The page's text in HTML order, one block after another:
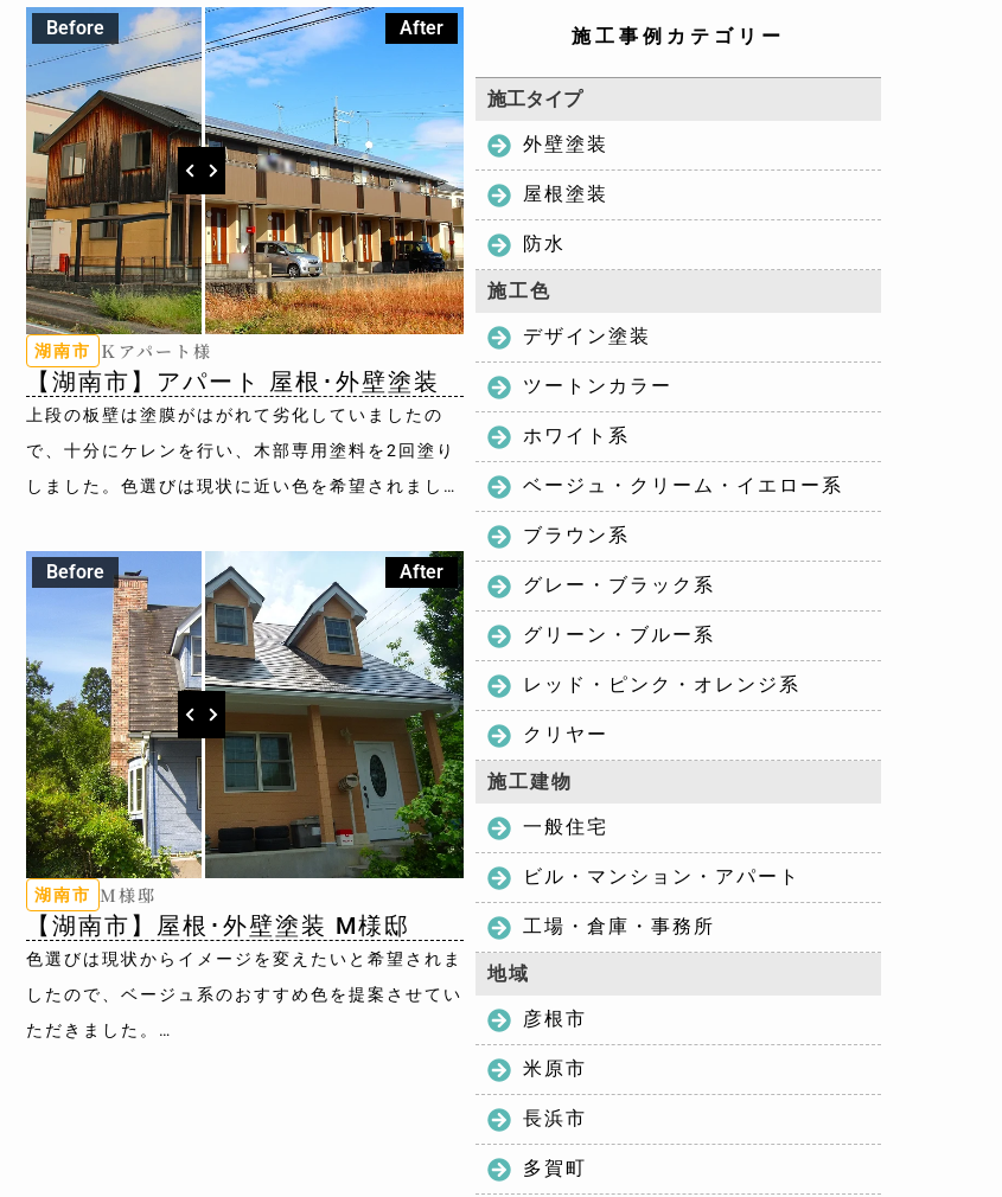
Before After
湖南市 Ｋアパート様
【湖南市】アパート 屋根･外壁塗装
上段の板壁は塗膜がはがれて劣化していましたの
で、十分にケレンを行い、木部専用塗料を2回塗り
しました。色選びは現状に近い色を希望されました
め色を提案させていただきました。
外壁色：上段：ブラウン（木部専用塗料）／下段：
8095(ﾐｯﾄﾞﾋﾞｽｹｯﾄ)
屋根色：8080(ｽﾚｰﾄｸﾞﾚｰ)
Before After
湖南市 M様邸
【湖南市】屋根･外壁塗装 M様邸
色選びは現状からイメージを変えたいと希望されま
したので、ベージュ系のおすすめ色を提案させてい
ただきました。
施工事例カテゴリー
施工タイプ
外壁塗装
屋根塗装
防水
施工色
デザイン塗装
ツートンカラー
ホワイト系
ベージュ・クリーム・イエロー系
ブラウン系
グレー・ブラック系
グリーン・ブルー系
レッド・ピンク・オレンジ系
クリヤー
施工建物
一般住宅
ビル・マンション・アパート
工場・倉庫・事務所
地域
彦根市
米原市
長浜市
多賀町